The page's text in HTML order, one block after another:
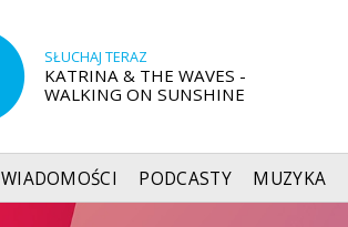
SŁUCHAJ TERAZ
KATRINA & THE WAVES -
WALKING ON SUNSHINE
WIADOMOŚCI PODCASTY MUZYKA